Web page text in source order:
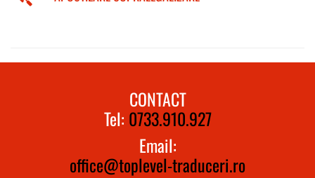
CONTACT
Tel: 0733.910.927
Email:
office@toplevel-traduceri.ro